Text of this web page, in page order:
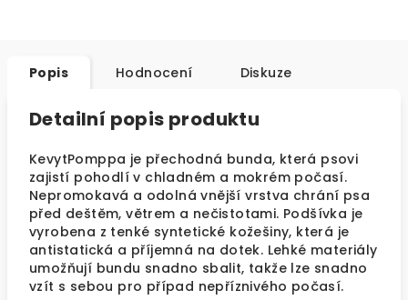
Popis Hodnocení Diskuze
Detailní popis produktu
KevytPomppa je přechodná bunda, která psovi
zajistí pohodlí v chladném a mokrém počasí.
Nepromokavá a odolná vnější vrstva chrání psa
před deštěm, větrem a nečistotami. Podšívka je
vyrobena z tenké syntetické kožešiny, která je
antistatická a příjemná na dotek. Lehké materiály
umožňují bundu snadno sbalit, takže lze snadno
vzít s sebou pro případ nepříznivého počasí.